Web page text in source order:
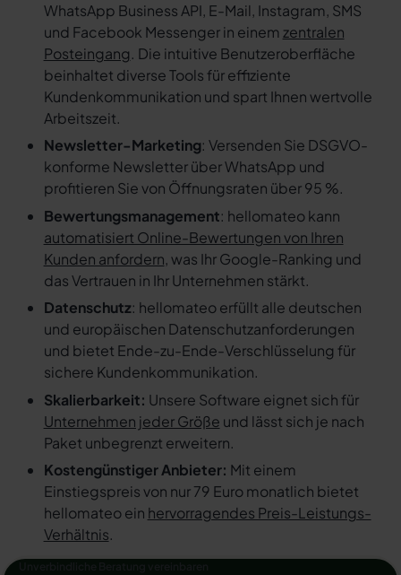
WhatsApp Business API, E-Mail, Instagram, SMS
und Facebook Messenger in einem zentralen
Posteingang. Die intuitive Benutzeroberfläche
beinhaltet diverse Tools für effiziente
Kundenkommunikation und spart Ihnen wertvolle
Arbeitszeit.
Newsletter-Marketing: Versenden Sie DSGVO-
konforme Newsletter über WhatsApp und
profitieren Sie von Öffnungsraten über 95 %.
Bewertungsmanagement: hellomateo kann
automatisiert Online-Bewertungen von Ihren
Kunden anfordern, was Ihr Google-Ranking und
das Vertrauen in Ihr Unternehmen stärkt.
Datenschutz: hellomateo erfüllt alle deutschen
und europäischen Datenschutzanforderungen
und bietet Ende-zu-Ende-Verschlüsselung für
sichere Kundenkommunikation.
Skalierbarkeit: Unsere Software eignet sich für
Unternehmen jeder Größe und lässt sich je nach
Paket unbegrenzt erweitern.
Kostengünstiger Anbieter: Mit einem
Einstiegspreis von nur 79 Euro monatlich bietet
hellomateo ein hervorragendes Preis-Leistungs-
Verhältnis.